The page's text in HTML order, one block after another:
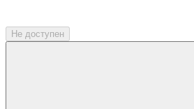
Не доступен